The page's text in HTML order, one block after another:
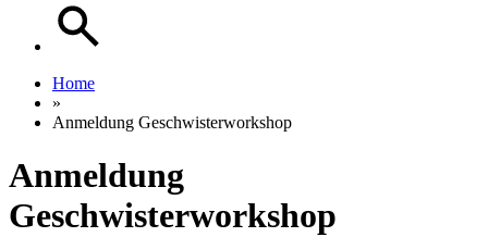
Home
»
Anmeldung Geschwisterworkshop
Anmeldung
Geschwisterworkshop